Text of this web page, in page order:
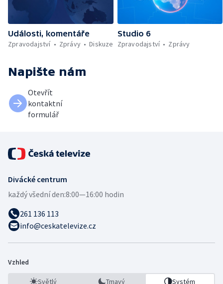
Události, komentáře
Zpravodajství
Zprávy Diskuze
Studio 6
Zpravodajství
Zprávy
Napište nám
Otevřít
kontaktní
formulář
Divácké centrum
každý všední den:8:00—16:00 hodin
261 136 113
info@ceskatelevize.cz
Vzhled
Světlý Tmavý Systém